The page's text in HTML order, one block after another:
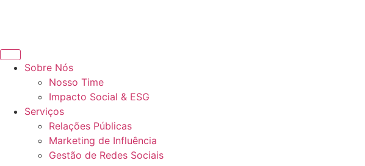
Sobre Nós
Nosso Time
Impacto Social & ESG
Serviços
Relações Públicas
Marketing de Influência
Gestão de Redes Sociais